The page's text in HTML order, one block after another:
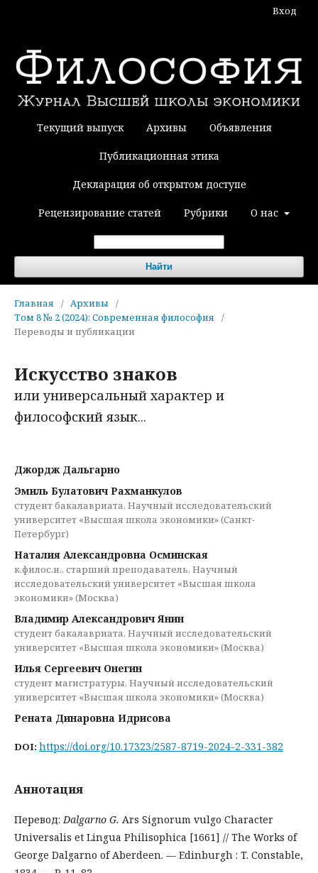
Текущий выпуск Архивы Объявления
Публикационная этика
Декларация об открытом доступе
Рецензирование статей Рубрики О нас
Найти
Вход
Главная / Архивы
/
Том 8 № 2 (2024): Современная философия
/
Переводы и публикации
Искусство знаков
или универсальный характер и
философский язык...
Джордж Дальгарно
Эмиль Булатович Рахманкулов
студент бакалавриата, Научный исследовательский
университет «Высшая школа экономики» (Санкт-
Петербург)
Наталия Александровна Осминская
к.филос.н., старший преподаватель, Научный
исследовательский университет «Высшая школа
экономики» (Москва)
Владимир Александрович Янин
студент бакалавриата, Научный исследовательский
университет «Высшая школа экономики» (Москва)
Илья Сергеевич Онегин
студент магистратуры, Научный исследовательский
университет «Высшая школа экономики» (Москва)
Рената Динаровна Идрисова
DOI: https://doi.org/10.17323/2587-8719-2024-2-331-382
Аннотация
Перевод:Dalgarno G. Ars Signorum vulgo Character
Universalis et Lingua Philisophica [1661] // The Works of
George Dalgarno of Aberdeen. — Edinburgh : T. Constable,